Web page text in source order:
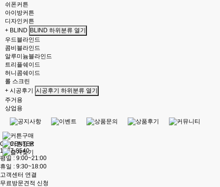
쉬폰커튼
아이방커튼
디자인커튼
+ BLIND BLIND 하위분류 열기
우드블라인드
콤비블라인드
알루미늄블라인드
트리플쉐이드
허니콤쉐이드
롤 스크린
+ 시공후기 시공후기 하위분류 열기
주거용
상업용
CS CENTER
1877-8540
평일 : 9:00~21:00
휴일 : 9:30~18:00
고객센터 연결
무료방문견적 신청